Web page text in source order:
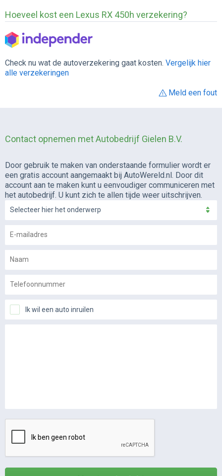
Hoeveel kost een Lexus RX 450h verzekering?
Check nu wat de autoverzekering gaat kosten. Vergelijk hier
alle verzekeringen
Meld een fout
Contact opnemen met Autobedrijf Gielen B.V.
Door gebruik te maken van onderstaande formulier wordt er
een gratis account aangemaakt bij AutoWereld.nl. Door dit
account aan te maken kunt u eenvoudiger communiceren met
het autobedrijf. U kunt zich te allen tijde weer uitschrijven.
Selecteer hier het onderwerp
Ik wil een auto inruilen